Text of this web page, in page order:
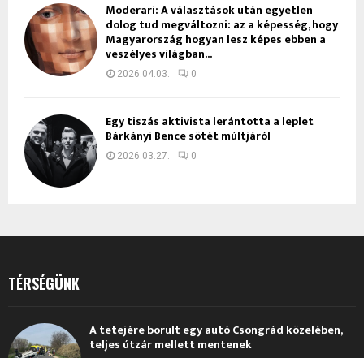
Moderari: A választások után egyetlen
dolog tud megváltozni: az a képesség, hogy
Magyarország hogyan lesz képes ebben a
veszélyes világban...
2026.04.03. 0
Egy tiszás aktivista lerántotta a leplet
Bárkányi Bence sötét múltjáról
2026.03.27. 0
TÉRSÉGÜNK
A tetejére borult egy autó Csongrád közelében,
teljes útzár mellett mentenek